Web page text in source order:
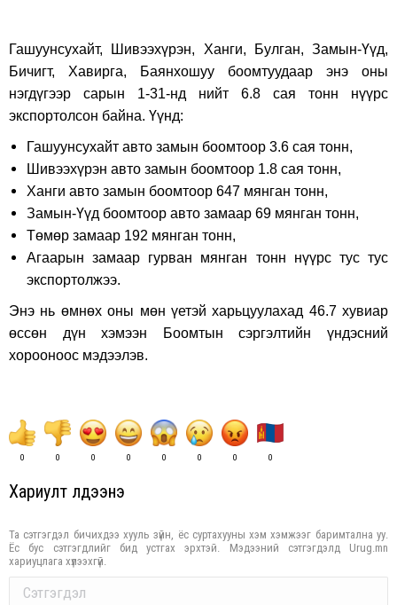
Гашуунсухайт, Шивээхүрэн, Ханги, Булган, Замын-Үүд,
Бичигт, Хавирга, Баянхошуу боомтуудаар энэ оны
нэгдүгээр сарын 1-31-нд нийт 6.8 сая тонн нүүрс
экспортолсон байна. Үүнд:
Гашуунсухайт авто замын боомтоор 3.6 сая тонн,
Шивээхүрэн авто замын боомтоор 1.8 сая тонн,
Ханги авто замын боомтоор 647 мянган тонн,
Замын-Үүд боомтоор авто замаар 69 мянган тонн,
Төмөр замаар 192 мянган тонн,
Агаарын замаар гурван мянган тонн нүүрс тус тус
экспортолжээ.
Энэ нь өмнөх оны мөн үетэй харьцуулахад 46.7 хувиар
өссөн дүн хэмээн Боомтын сэргэлтийн үндэсний
хорооноос мэдээлэв.
0 0 0 0 0 0 0 0
Хариулт үлдээнэ үү
Та сэтгэгдэл бичихдээ хууль зүйн, ёс суртахууны хэм хэмжээг баримтална уу.
Ёс бус сэтгэгдлийг бид устгах эрхтэй. Мэдээний сэтгэгдэлд Urug.mn
хариуцлага хүлээхгүй.
Comment